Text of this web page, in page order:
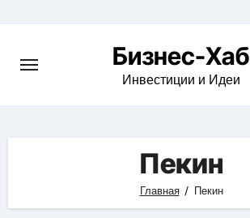
content
Бизнес-Хаб
Инвестиции и Идеи
Пекин
Главная Пекин